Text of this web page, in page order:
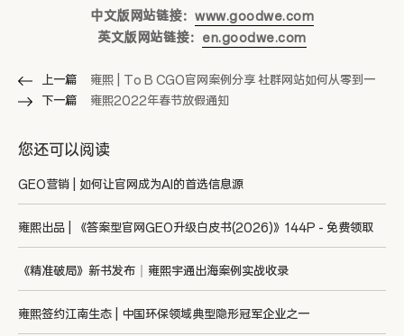
中文版网站链接： www.goodwe.com
英文版网站链接： en.goodwe.com
上一篇
雍熙 | To B CGO官网案例分享 社群网站如何从零到一
下一篇
雍熙2022年春节放假通知
您还可以阅读
GEO营销 | 如何让官网成为AI的首选信息源
雍熙出品 | 《答案型官网GEO升级白皮书(2026)》144P - 免费领取
《精准破局》新书发布｜雍熙宇通出海案例实战收录
雍熙签约江南生态 | 中国环保领域典型隐形冠军企业之一